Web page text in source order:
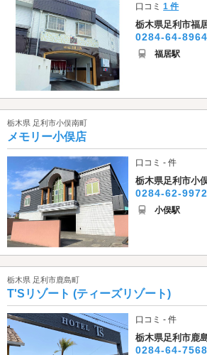
口コミ1 件
栃木県足利市福
0284-64-8964
福居駅
栃木県 足利市小俣南町
メモリー小俣店
口コミ - 件
栃木県足利市小
0284-62-9972
小俣駅
栃木県 足利市鹿島町
T'Sリゾート (ティーズリゾート)
口コミ - 件
栃木県足利市鹿
0284-64-7568